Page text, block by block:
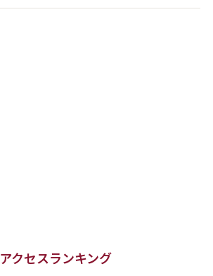
アクセスランキング